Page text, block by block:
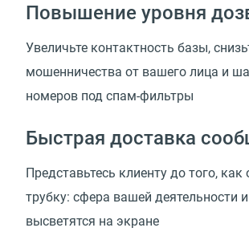
Повышение уровня
Увеличьте контактность базы,
мошенничества от вашего лица и
номеров под спам-фильтры
Быстрая доставка
Представьтесь клиенту до того, как
трубку: сфера вашей деятельности
высветятся на экране